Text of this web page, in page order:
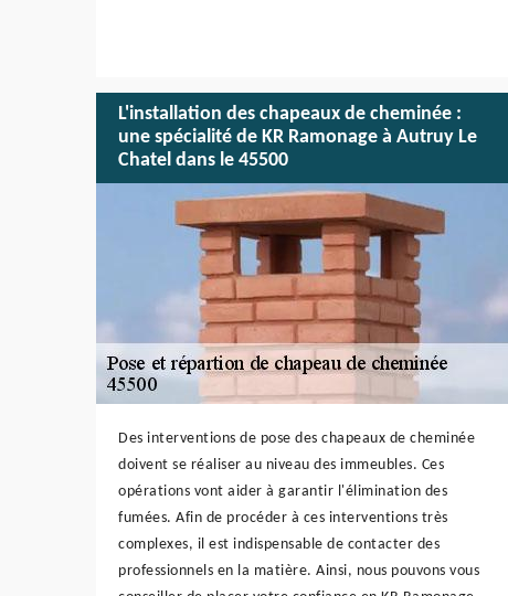
L'installation des chapeaux de cheminée :
une spécialité de KR Ramonage à Autruy Le
Chatel dans le 45500
Des interventions de pose des chapeaux de cheminée
doivent se réaliser au niveau des immeubles. Ces
opérations vont aider à garantir l'élimination des
fumées. Afin de procéder à ces interventions très
complexes, il est indispensable de contacter des
professionnels en la matière. Ainsi, nous pouvons vous